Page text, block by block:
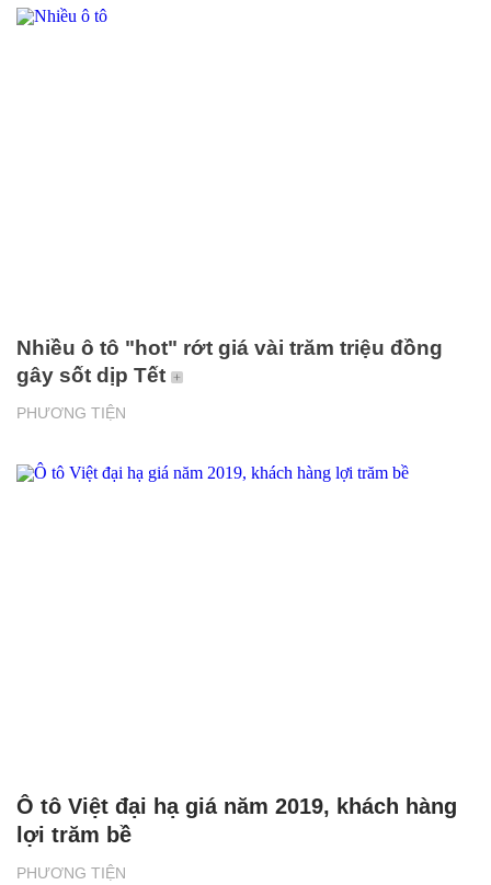
PHƯƠNG TIỆN
Nhiều ô tô "hot" rớt giá vài trăm triệu đồng
gây sốt dịp Tết
PHƯƠNG TIỆN
Ô tô Việt đại hạ giá năm 2019, khách hàng
lợi trăm bề